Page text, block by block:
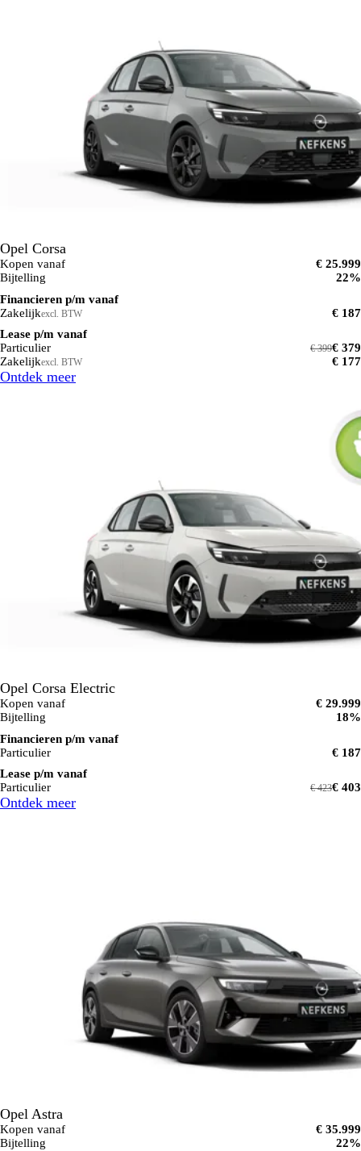
Opel Corsa
Kopen vanaf
€ 25.999
Bijtelling
22%
Financieren p/m vanaf
Zakelijkexcl. BTW
€ 187
Lease p/m vanaf
Particulier
€ 379
€ 399
Zakelijkexcl. BTW € 177
Ontdek meer
Opel Corsa Electric
Kopen vanaf
€ 29.999
Bijtelling
18%
Financieren p/m vanaf
Particulier
€ 187
Lease p/m vanaf
Particulier
€ 403
€ 423
Ontdek meer
Opel Astra
Kopen vanaf
€ 35.999
Bijtelling
22%